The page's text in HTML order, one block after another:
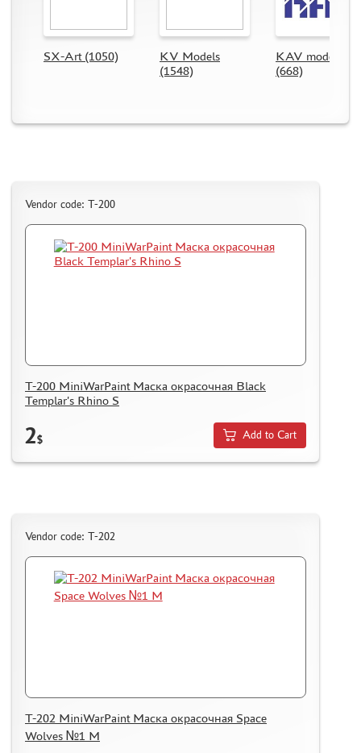
MODEL ADDITIONS
MATERIALS FOR DIORAMAS
WORLD OF TANKS
GIFT WRAP
CERTIFICATES
ACCESSORIES
DISCOUNTS
HOW TO REGISTER
SX-Art (1050)
KV Models
(1548)
KAV models
(668)
Vendor code: T-200
T-200 MiniWarPaint Маска окрасочная Black
Templar's Rhino S
2$ Add to Cart
Vendor code: T-202
T-202 MiniWarPaint Маска окрасочная Space
Wolves №1 M